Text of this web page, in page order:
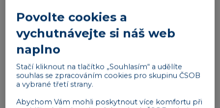
Povolte cookies a
vychutnávejte si náš web
naplno
Stačí kliknout na tlačítko „Souhlasím“ a udělíte
souhlas se zpracováním cookies pro skupinu ČSOB
a vybrané třetí strany.
Abychom Vám mohli poskytnout více komfortu při